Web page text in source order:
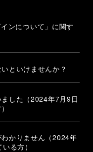
ンについて」に関す
といけませんか？
した（2024年7月9日
かりません（2024年
る方）